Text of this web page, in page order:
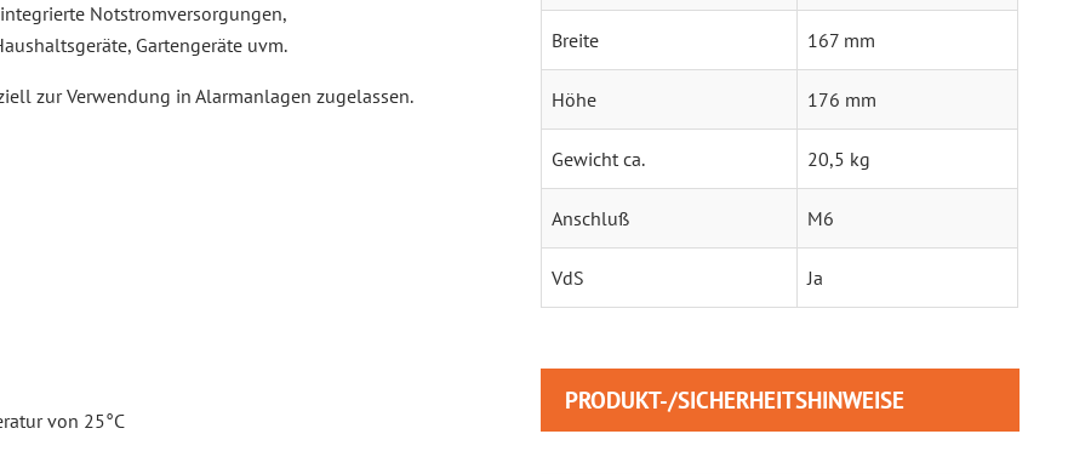
Notstromversorgungen,
Gartengeräte uvm.
zur Verwendung in Alarmanlagen zugelassen.
von 25°C
Breite 167 mm
Höhe 176 mm
Gewicht ca. 20,5 kg
Anschluß M6
VdS Ja
PRODUKT-/SICHERHEITSHINWEISE